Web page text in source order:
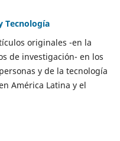
Tecnología
originales -en la
de investigación- en los
y de la tecnología
América Latina y el